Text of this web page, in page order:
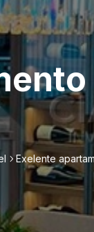
Exelente